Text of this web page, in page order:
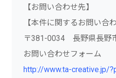
【お問い合わせ先】
【本件に関するお問い合
〒381-0034 長野県長野
お問い合わせフォーム
http://www.ta-creative.jp/